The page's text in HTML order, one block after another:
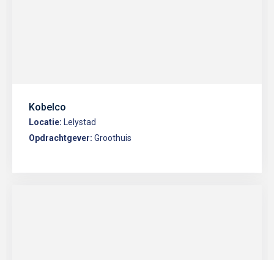
Kobelco
Locatie: Lelystad
Opdrachtgever: Groothuis